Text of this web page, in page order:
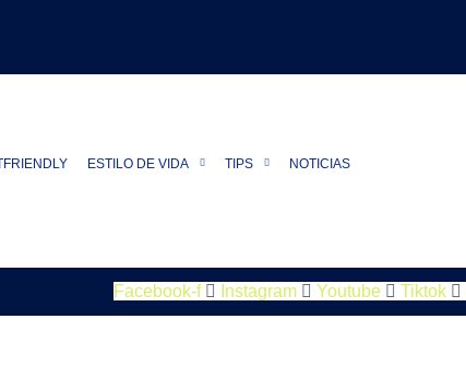
ESTILO DE VIDA TIPS NOTICIAS
Facebook-f Instagram Youtube Tiktok